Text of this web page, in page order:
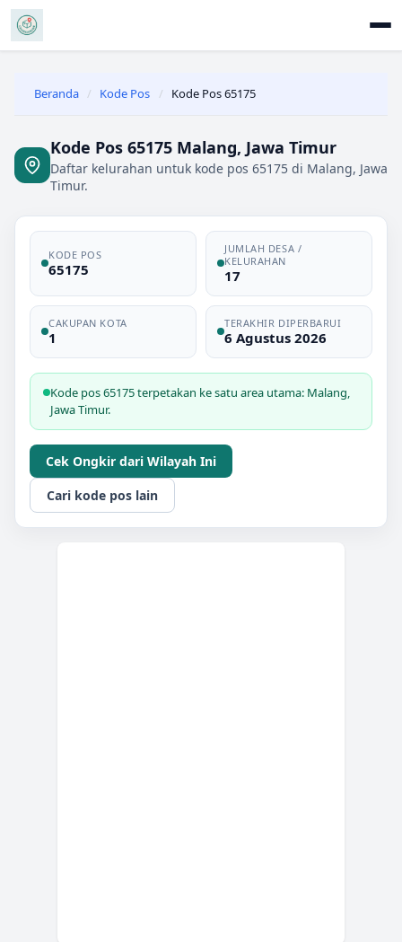
Beranda / Kode Pos / Kode Pos 65175
Kode Pos 65175 Malang, Jawa Timur
Daftar kelurahan untuk kode pos 65175 di Malang, Jawa
Timur.
KODE POS
65175
JUMLAH DESA /
KELURAHAN
17
CAKUPAN KOTA
1
TERAKHIR DIPERBARUI
6 Agustus 2026
Kode pos 65175 terpetakan ke satu area utama: Malang,
Jawa Timur.
Cek Ongkir dari Wilayah Ini
Cari kode pos lain